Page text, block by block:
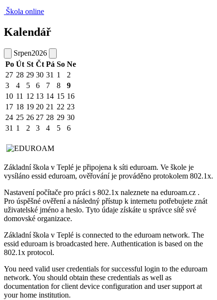
Škola online
Kalendář
Srpen2026
Po Út St Čt Pá So Ne
27 28 29 30 31 1
2
3
4 5 6 7 8
9
10 11 12 13 14 15 16
17 18 19 20 21 22 23
24 25 26 27 28 29 30
31 1 2 3 4 5 6
Základní škola v Teplé je připojena k síti eduroam. Ve škole je
vysíláno essid eduroam, ověřování je prováděno protokolem 802.1x.
Nastavení počítače pro práci s 802.1x naleznete na eduroam.cz .
Pro úspěšné ověření a následný přístup k internetu potřebujete znát
uživatelské jméno a heslo. Tyto údaje získáte u správce sítě své
domovské organizace.
Základní škola v Teplé is connected to the eduroam network. The
essid eduroam is broadcasted here. Authentication is based on the
802.1x protocol.
You need valid user credentials for successful login to the eduroam
network. You should obtain these credentials as well as
documentation for client device configuration and user support at
your home institution.